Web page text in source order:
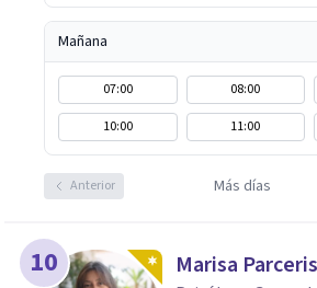
Mañana
07:00 08:00
10:00
11:00
Anterior Más días
10 Marisa